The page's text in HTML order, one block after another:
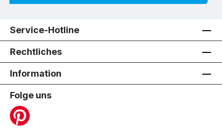
Service-Hotline
Rechtliches
Information
Folge uns